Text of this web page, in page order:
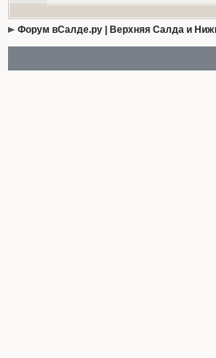
Форум вСалде.ру | Верхняя Салда и